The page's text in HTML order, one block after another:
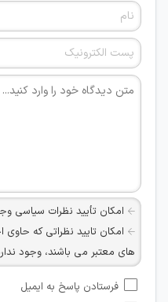
امکان تأیید نظرات سیاسی
امکان تایید نظراتی که حاوی
های معتبر می باشند، وجود
شبکه های مجازی ارتباطی می
فرستادن پاسخ به ایمیل